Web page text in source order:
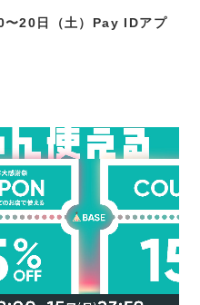
20日（土）Pay IDアプ